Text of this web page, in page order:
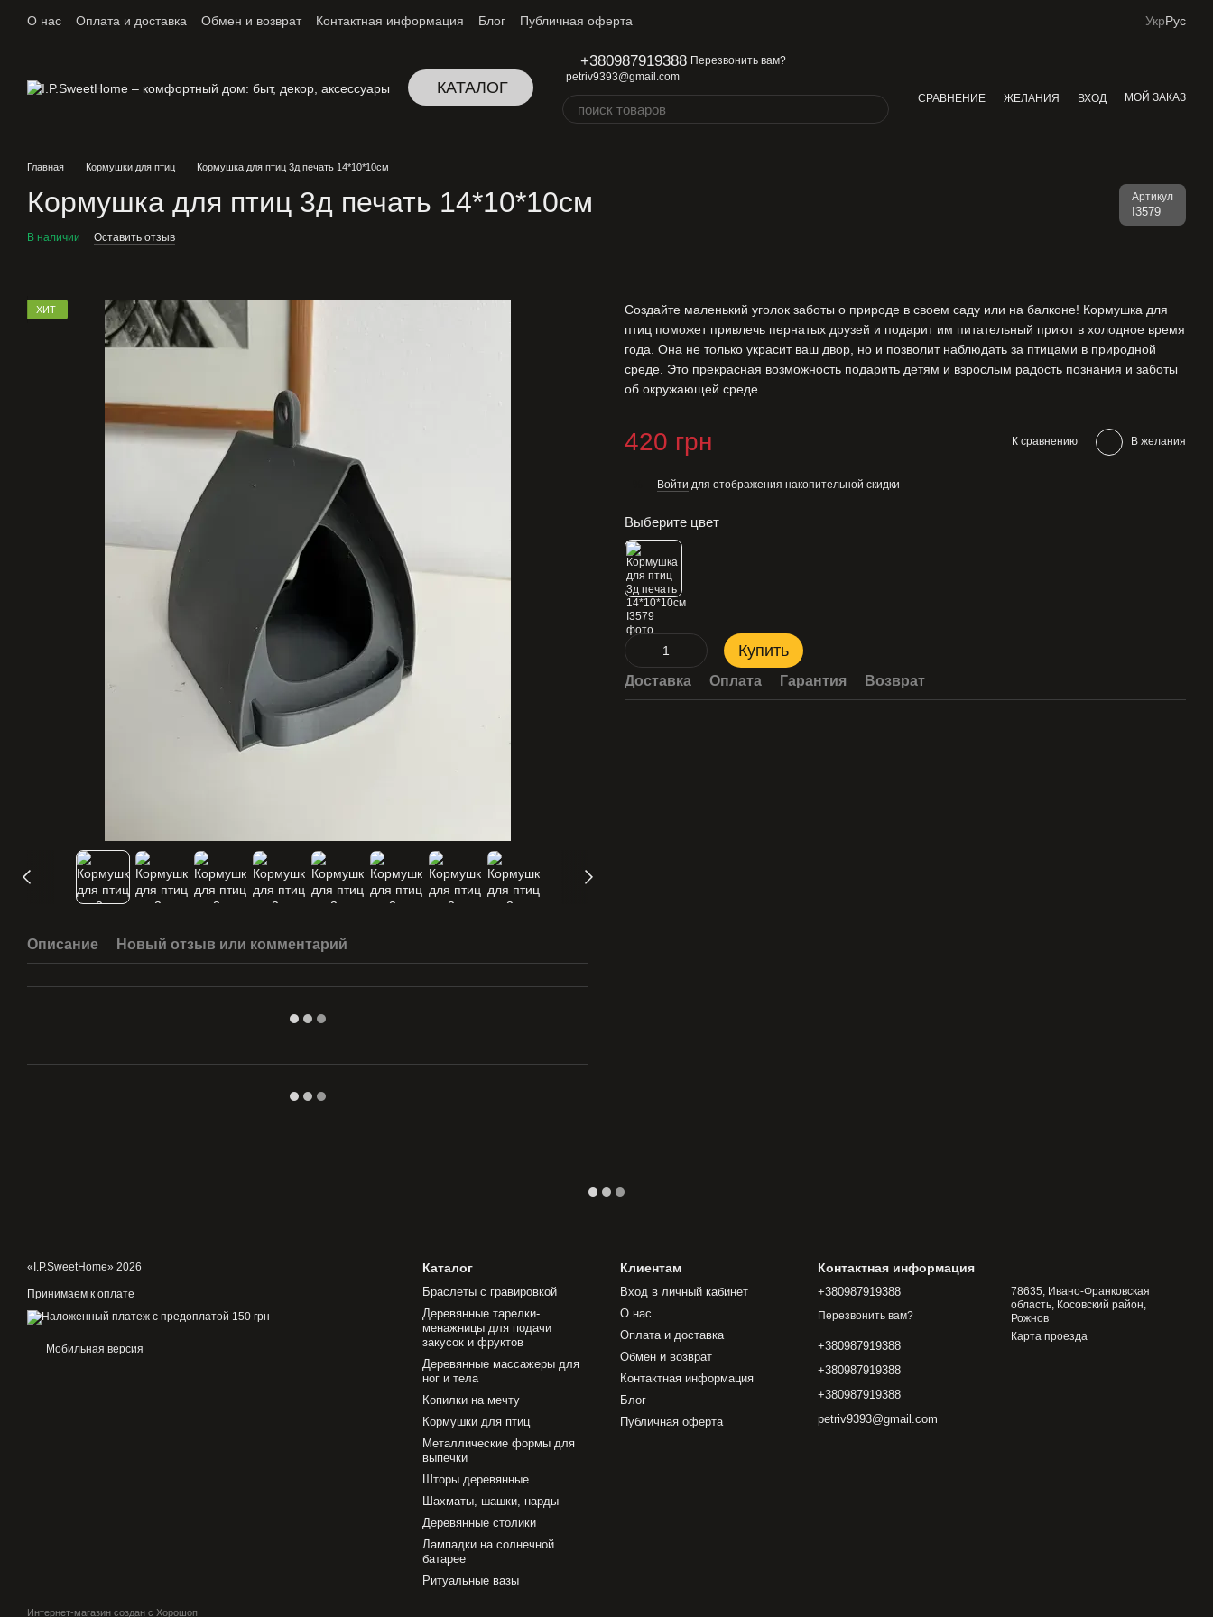
Перейти к основному контенту
О нас Оплата и доставка Обмен и возврат Контактная информация Блог Публичная оферта УкрРус
КАТАЛОГ
+380987919388 Перезвонить вам?
petriv9393@gmail.com
СРАВНЕНИЕ
ЖЕЛАНИЯ ВХОД МОЙ ЗАКАЗ
Главная Кормушки для птиц Кормушка для птиц 3д печать 14*10*10см
Кормушка для птиц 3д печать 14*10*10см Артикул
І3579
В наличии Оставить отзыв
ХИТ
Описание Новый отзыв или комментарий
Создайте маленький уголок заботы о природе в своем саду или на балконе! Кормушка для
птиц поможет привлечь пернатых друзей и подарит им питательный приют в холодное время
года. Она не только украсит ваш двор, но и позволит наблюдать за птицами в природной
среде. Это прекрасная возможность подарить детям и взрослым радость познания и заботы
об окружающей среде.
420 грн К сравнению В желания
Войти для отображения накопительной скидки
Выберите цвет
Купить
Доставка Оплата Гарантия Возврат
«I.P.SweetHome» 2026
Принимаем к оплате
Мобильная версия
Интернет-магазин создан с Хорошоп
Каталог
Браслеты с гравировкой
Деревянные тарелки-
менажницы для подачи
закусок и фруктов
Деревянные массажеры для
ног и тела
Копилки на мечту
Кормушки для птиц
Металлические формы для
выпечки
Шторы деревянные
Шахматы, шашки, нарды
Деревянные столики
Лампадки на солнечной
батарее
Ритуальные вазы
Клиентам
Вход в личный кабинет
О нас
Оплата и доставка
Обмен и возврат
Контактная информация
Блог
Публичная оферта
Контактная информация
+380987919388
Перезвонить вам?
+380987919388
+380987919388
+380987919388
petriv9393@gmail.com
78635, Ивано-Франковская
область, Косовский район,
Рожнов
Карта проезда